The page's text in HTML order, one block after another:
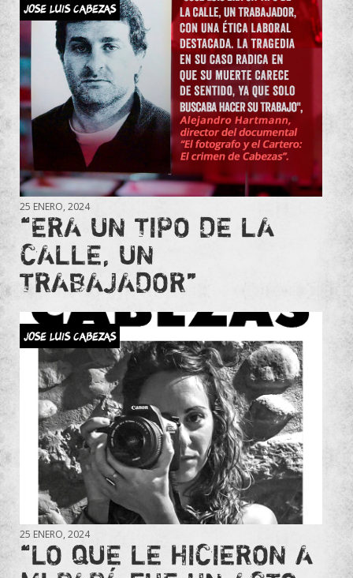
JOSE LUIS CABEZAS
25 ENERO, 2024
“ERA UN TIPO DE LA
CALLE, UN
TRABAJADOR”
JOSE LUIS CABEZAS
25 ENERO, 2024
“LO QUE LE HICIERON A